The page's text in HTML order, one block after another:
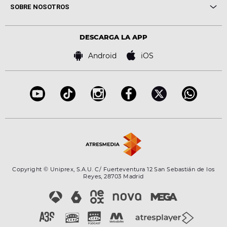
Locutores Europa FM
Cine y Televisión
Virales
SOBRE NOSOTROS
Bases de concursos
DESCARGA LA APP
Android iOS
Copyright © Uniprex, S.A.U. C/ Fuerteventura 12 San Sebastián de los
Reyes, 28703 Madrid